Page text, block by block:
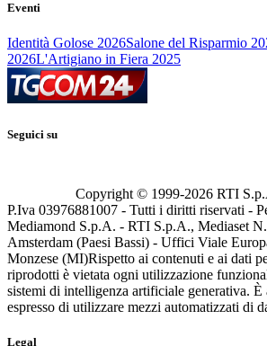
Eventi
Identità Golose 2026Salone del Risparmio
2026L'Artigiano in Fiera 2025
Seguici su
Copyright © 1999-2026 RTI
P.Iva 03976881007 - Tutti i diritti riservati -
Mediamond S.p.A. - RTI S.p.A., Mediaset
Amsterdam (Paesi Bassi) - Uffici Viale
Monzese (MI)Rispetto ai contenuti e ai dati
riprodotti è vietata ogni utilizzazione
sistemi di intelligenza artificiale generativa.
espresso di utilizzare mezzi automatizzati di
Legal